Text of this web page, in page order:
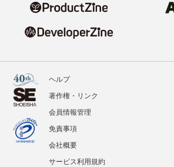
ヘルプ
著作権・リンク
会員情報管理
免責事項
会社概要
サービス利用規約